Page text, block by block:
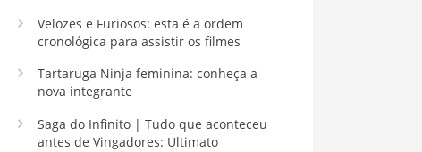
Velozes e Furiosos: esta é a ordem
cronológica para assistir os filmes
Tartaruga Ninja feminina: conheça a
nova integrante
Saga do Infinito | Tudo que aconteceu
antes de Vingadores: Ultimato